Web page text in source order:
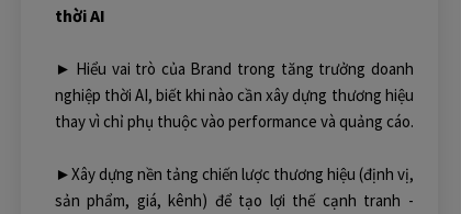
thời AI
► Hiểu vai trò của Brand trong tăng trưởng doanh
nghiệp thời AI, biết khi nào cần xây dựng thương hiệu
thay vì chỉ phụ thuộc vào performance và quảng cáo.
►Xây dựng nền tảng chiến lược thương hiệu (định vị,
sản phẩm, giá, kênh) để tạo lợi thế cạnh tranh -